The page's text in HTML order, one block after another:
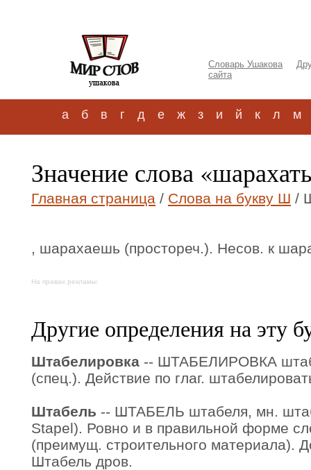
Словарь Ушакова
сайта
а б в г д е ж з и й к л м
Значение слова
Главная страница / Слова на букву Ш /
, шарахаешь (простореч.). Несов. к
На правах рекламы:
Другие определения на эту
Штабелировка -- ШТАБЕЛИРОВКА
(спец.). Действие по глаг.
Штабель -- ШТАБЕЛЬ штабеля, мн.
Stapel). Ровно и в правильной форме
(преимущ. строительного материала).
Штабель дров.